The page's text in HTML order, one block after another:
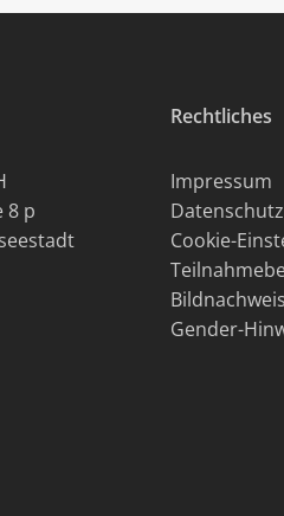
8 p
Rechtliches
Impressum
Datenschutz
Cookie-
Gender-